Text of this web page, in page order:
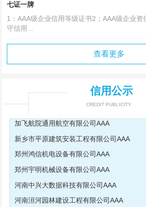
七证一牌
1：AAA级企业信用等级证书2；AAA级企业资
守信用...
查看更多
信用公示
CREDIT PUBLICITY
清丰县龙翔有限责任公司AAA
河南国泰工程管理有限公司AAA
河南益友建设工程有限公司AAA
河南省民安防护设备有限公司AAA
加飞航院通用航空有限公司AAA
新乡市平原建筑安装工程有限公司AAA
郑州鸿信机电设备有限公司AAA
郑州宇明机械设备有限公司AAA
河南中兴大数据科技有限公司AAA
河南洹河园林建设工程有限公司AAA